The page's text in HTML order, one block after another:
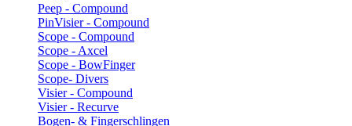
Peep - Compound
PinVisier - Compound
Scope - Compound
Scope - Axcel
Scope - BowFinger
Scope- Divers
Visier - Compound
Visier - Recurve
Bogen- & Fingerschlingen